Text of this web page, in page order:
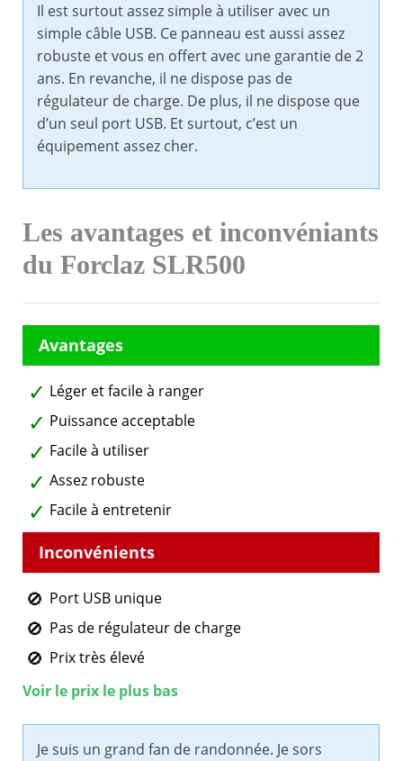
Il est surtout assez simple à utiliser avec un
simple câble USB. Ce panneau est aussi assez
robuste et vous en offert avec une garantie de 2
ans. En revanche, il ne dispose pas de
régulateur de charge. De plus, il ne dispose que
d’un seul port USB. Et surtout, c’est un
équipement assez cher.
Les avantages et inconvéniants
du Forclaz SLR500
Léger et facile à ranger
Puissance acceptable
Facile à utiliser
Assez robuste
Facile à entretenir
Port USB unique
Pas de régulateur de charge
Prix très élevé
Voir le prix le plus bas
Je suis un grand fan de randonnée. Je sors